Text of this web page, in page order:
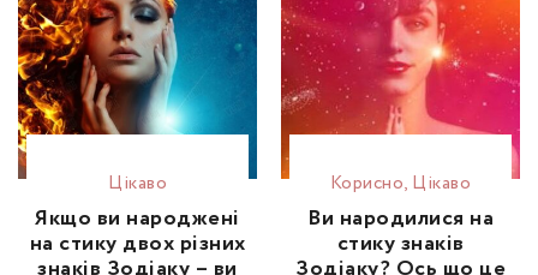
Цікаво
Якщо ви народжені
на стику двох різних
знаків Зодіаку – ви
Корисно, Цікаво
Ви народилися на
стику знаків
Зодіаку? Ось що це